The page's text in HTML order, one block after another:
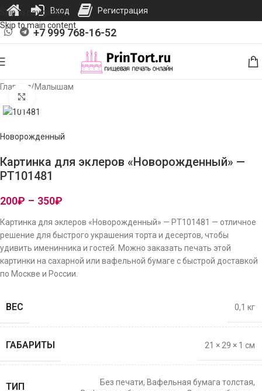
Skip to navigation
Skip to main content
+7 999 768-16-52
Главная/Малышам
Новорожденный
Картинка для эклеров «Новорожденный» —
PT101481
200₽ – 350₽
Картинка для эклеров «Новорожденный» — PT101481 — отличное
решение для быстрого украшения торта и десертов, чтобы
удивить именинника и гостей. Можно заказать печать этой
картинки на сахарной или вафельной бумаге с быстрой доставкой
по Москве и России.
ВЕС 0,1 кг
ГАБАРИТЫ 21 × 29 × 1 см
ТИП
Без печати, Вафельная бумага толстая,
Вход Регистрация